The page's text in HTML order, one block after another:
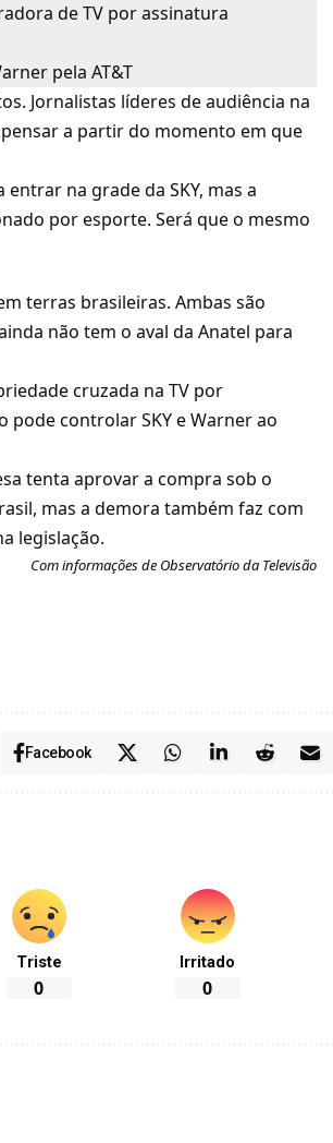
de TV por assinatura
pela AT&T
Jornalistas líderes de audiência na
a partir do momento em que
na grade da SKY, mas a
por esporte. Será que o mesmo
terras brasileiras. Ambas são
não tem o aval da Anatel para
cruzada na TV por
pode controlar SKY e Warner ao
tenta aprovar a compra sob o
mas a demora também faz com
legislação.
Com informações de Observatório da Televisão
Facebook
Triste
0
Irritado
0